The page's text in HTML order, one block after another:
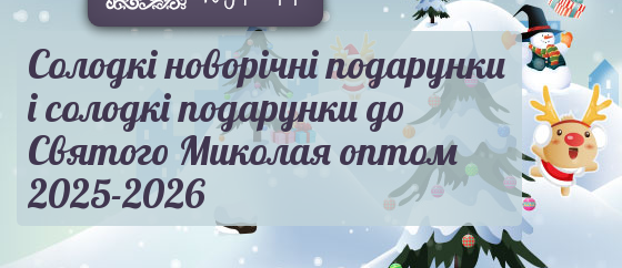
Солодкі новорічні подарунки
і солодкі подарунки до
Святого Миколая оптом
2025-2026